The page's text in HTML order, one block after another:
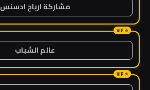
مشاركة ارباح ادسنس
عالم الشباب